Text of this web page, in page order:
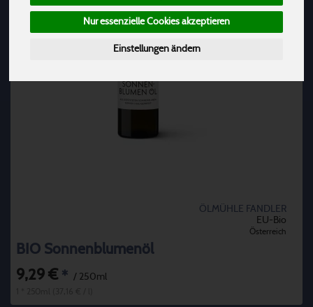
Nur essenzielle Cookies akzeptieren
Einstellungen ändern
ÖLMÜHLE FANDLER
EU-Bio
Österreich
BIO Sonnenblumenöl
9,29 € * / 250ml